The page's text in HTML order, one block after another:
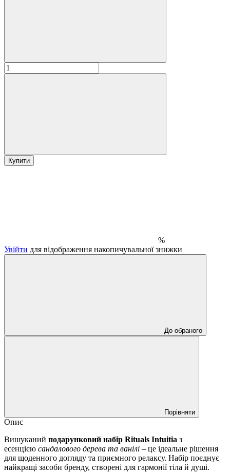
Купити
%
Увійти для відображення накопичувальної знижки
До обраного
Порівняти
Опис
Вишуканий подарунковий набір Rituals Intuitia з
есенцією сандалового дерева та ванілі – це ідеальне рішення
для щоденного догляду та приємного релаксу. Набір поєднує
найкращі засоби бренду, створені для гармонії тіла й душі.